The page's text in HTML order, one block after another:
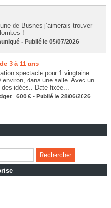
de Busnes j’aimerais trouver
!
- Publié le 05/07/2026
3 à 11 ans
spectacle pour 1 vingtaine
environ, dans une salle. Avec un
idées.. Date fixée...
: 600 € - Publié le 28/06/2026